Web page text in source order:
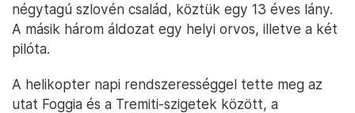
négytagú szlovén család, köztük egy 13 éves lány.
A másik három áldozat egy helyi orvos, illetve a két
pilóta.
A helikopter napi rendszerességgel tette meg az
utat Foggia és a Tremiti-szigetek között, a